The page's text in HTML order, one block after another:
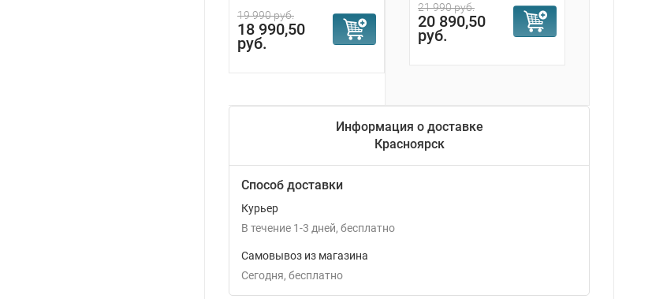
19 990 руб.
18 990,50
руб.
21 990 руб.
20 890,50
руб.
Информация о доставке
Красноярск
Способ доставки
Курьер
В течение 1-3 дней Бесплатно
Самовывоз из магазина
Сегодня
Бесплатно